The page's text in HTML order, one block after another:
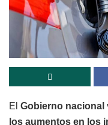
El Gobierno nacional
los aumentos en los